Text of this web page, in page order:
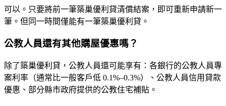
可以。只要將前一筆築巢優利貸清償結案，即可重新申請新一
筆。但同一時間僅能有一筆築巢優利貸。
公教人員還有其他購屋優惠嗎？
除了築巢優利貸，公教人員還可能享有：各銀行的公教人員專
案利率（通常比一般客戶低 0.1%–0.3%）、公教人員信用貸款
優惠、部分縣市政府提供的公教住宅補貼。